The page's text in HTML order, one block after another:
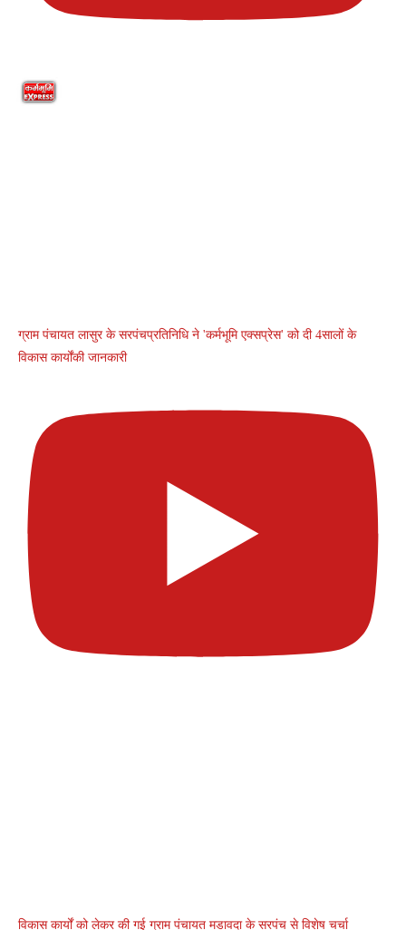
ग्राम पंचायत लासुर के सरपंचप्रतिनिधि ने 'कर्मभूमि एक्सप्रेस' को दी 4सालों के
विकास कार्योंकी जानकारी
विकास कार्यों को लेकर की गई ग्राम पंचायत मडावदा के सरपंच से विशेष चर्चा